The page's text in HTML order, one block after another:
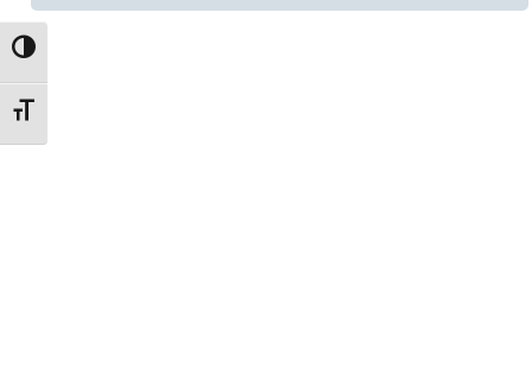
Attiva/disattiva alto contrasto
Attiva/disattiva dimensione testo